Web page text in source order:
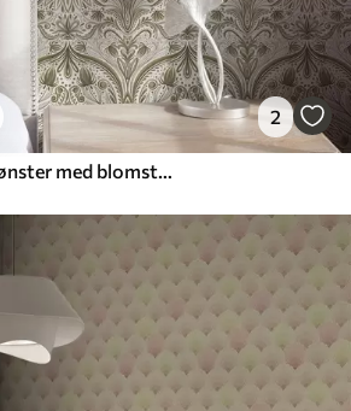
2
Symmetrisk barokmønster med blomstermotiver